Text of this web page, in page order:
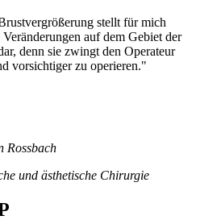
stellt für mich
auf dem Gebiet der
denn sie zwingt den Operateur
vorsichtiger zu operieren."
Rossbach
und ästhetische Chirurgie